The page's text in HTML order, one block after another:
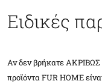
Ειδικές
Αν δεν βρήκατε
προϊόντα FUR HOME